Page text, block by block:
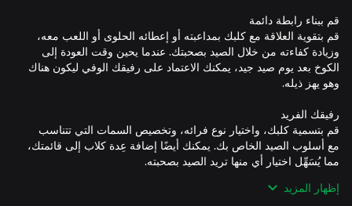
قم بتقوية العلاقة مع كلبك بمداعبته أو إعطائه الحلوى أو اللعب معه،
وزيادة كفاءته من خلال الصيد بصحبتك. عندما يحين وقت العودة إلى
الكوخ بعد يوم صيد جيد، يمكنك الاعتماد على رفيقك الوفي ليكون هناك
قم بتسمية كلبك، واختيار نوع فرائه، وتخصيص السمات التي تتناسب
مع أسلوب الصيد الخاص بك. يمكنك أيضًا إضافة عِدة كلاب إلى قائمتك،
يتوفر كلب اللابرادور ريتريفر بنوعيه الذكور والإناث، في سبعة أنواع
إظهار المزيد